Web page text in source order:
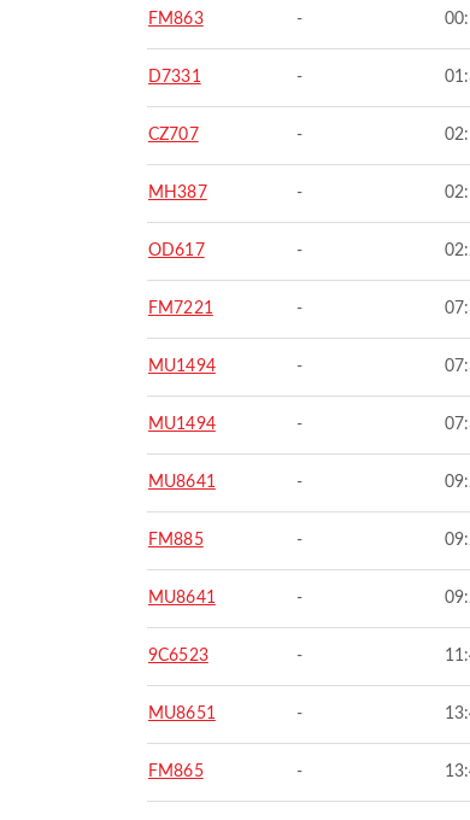
FM863 -
D7331 -
CZ707 -
MH387 -
OD617 -
FM7221 -
MU1494 -
MU1494 -
MU8641 -
FM885 -
MU8641 -
9C6523 -
MU8651 -
FM865 -